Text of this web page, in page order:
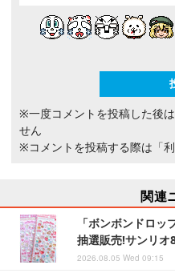
※一度コメントを投稿した後
せん
※コメントを投稿する際は 「
関連
「ボンボンドロ
抽選販売!サンリ
2026.08.05 Wed 09:15